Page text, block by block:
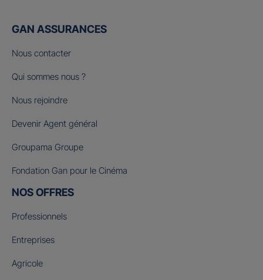
GAN ASSURANCES
Nous contacter
Qui sommes nous ?
Nous rejoindre
Devenir Agent général
Groupama Groupe
Fondation Gan pour le Cinéma
NOS OFFRES
Professionnels
Entreprises
Agricole